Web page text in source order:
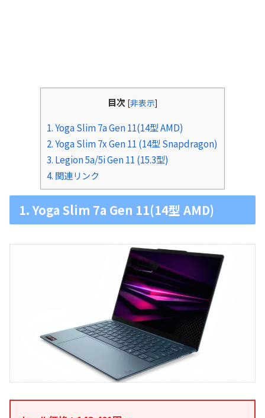
目次 [非表示]
1. Yoga Slim 7a Gen 11(14型 AMD)
2. Yoga Slim 7x Gen 11 (14型 Snapdragon)
3. Legion 5a/5i Gen 11 (15.3型)
4. 関連リンク
1. Yoga Slim 7a Gen 11(14型 AMD)